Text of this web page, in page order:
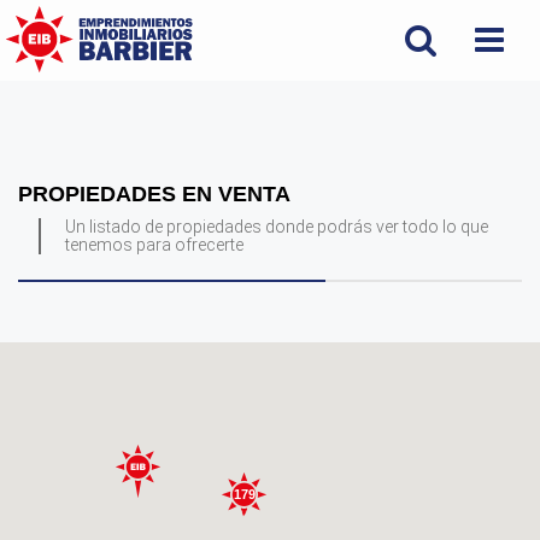
PROPIEDADES EN VENTA
Un listado de propiedades donde podrás ver todo lo que
tenemos para ofrecerte
179